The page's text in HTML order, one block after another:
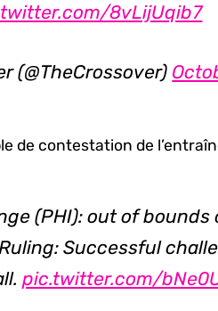
8vLijUqib7
(@TheCrossover)
de contestation de
(PHI): out of
Successful
pic.twitter.com/